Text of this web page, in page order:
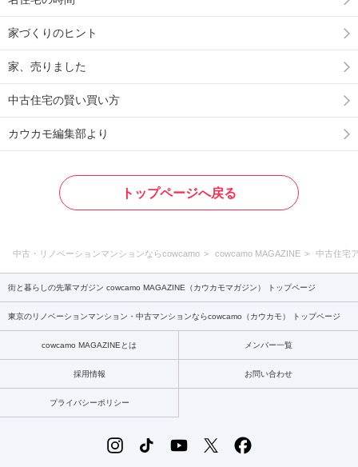
家づくりのヒント
家、売りました
中古住宅の賢い買い方
カウカモ編集部より
トップページへ戻る
中古・リノベーションマンションならcowcamo cowcamo MAGAZINE 中古住宅
街と暮らしの先輩マガジン cowcamo MAGAZINE（カウカモマガジン） トップページ
東京のリノベーションマンション・中古マンションならcowcamo（カウカモ） トップページ
cowcamo MAGAZINEとは メンバー一覧
採用情報 お問い合わせ
プライバシーポリシー